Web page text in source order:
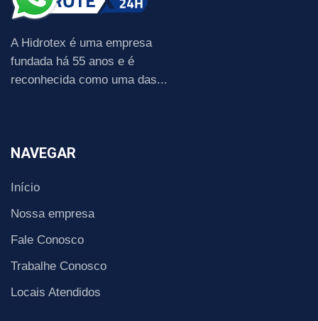
A Hidrotex é uma empresa
fundada há 55 anos e é
reconhecida como uma das...
NAVEGAR
Início
Nossa empresa
Fale Conosco
Trabalhe Conosco
Locais Atendidos